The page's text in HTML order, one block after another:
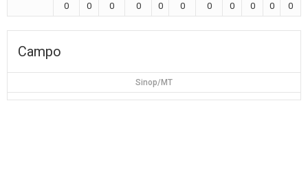
0 0 0 0 0 0 0 0 0 0 0
Campo
Sinop/MT